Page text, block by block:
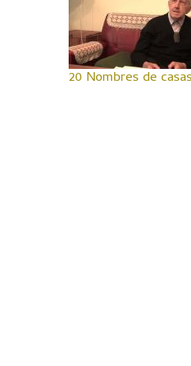
20 Nombres de casas